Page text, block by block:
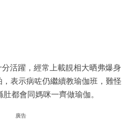
活躍，經常上載靚相大晒弗爆身
表示病咗仍繼續教瑜伽班，難怪
都會同媽咪一齊做瑜伽。
廣告